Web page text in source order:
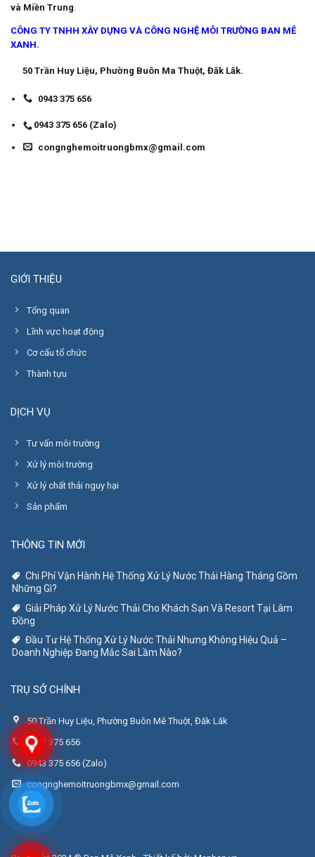
và Miền Trung.
CÔNG TY TNHH XÂY DỰNG VÀ CÔNG NGHỆ MÔI TRƯỜNG BAN MÊ
XANH.
50 Trần Huy Liệu, Phường Buôn Ma Thuột, Đăk Lăk.
0943 375 656
0943 375 656 (Zalo)
congnghemoitruongbmx@gmail.com
GIỚI THIỆU
Tổng quan
Lĩnh vực hoạt động
Cơ cấu tổ chức
Thành tựu
DỊCH VỤ
Tư vấn môi trường
Xử lý môi trường
Xử lý chất thải nguy hại
Sản phẩm
THÔNG TIN MỚI
Chi Phí Vận Hành Hệ Thống Xử Lý Nước Thải Hàng Tháng Gồm
Những Gì?
Giải Pháp Xử Lý Nước Thải Cho Khách Sạn Và Resort Tại Lâm
Đồng
Đầu Tư Hệ Thống Xử Lý Nước Thải Nhưng Không Hiệu Quả –
Doanh Nghiệp Đang Mắc Sai Lầm Nào?
TRỤ SỞ CHÍNH
50 Trần Huy Liệu, Phường Buôn Mê Thuột, Đăk Lăk
0943 375 656
0943 375 656 (Zalo)
congnghemoitruongbmx@gmail.com